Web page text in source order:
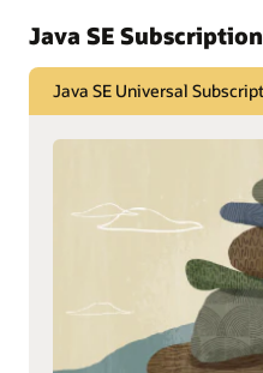
Java SE
Java SE Universal